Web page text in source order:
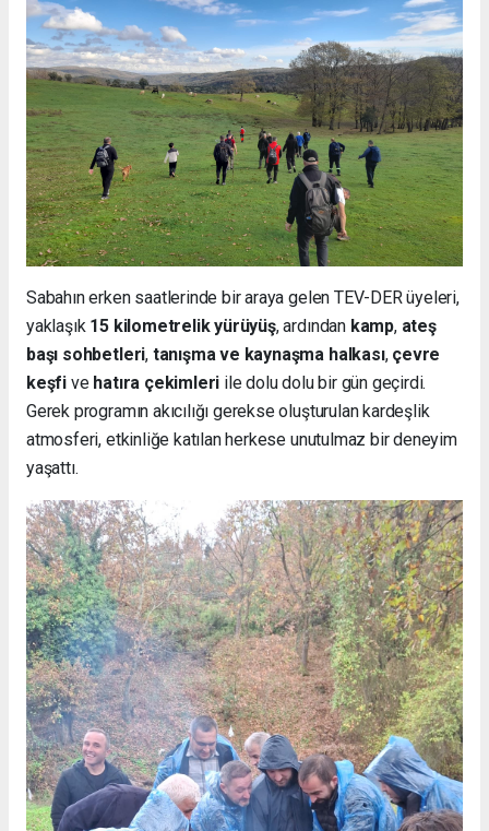
Sabahın erken saatlerinde bir araya gelen TEV-DER üyeleri,
yaklaşık 15 kilometrelik yürüyüş, ardından kamp, ateş
başı sohbetleri, tanışma ve kaynaşma halkası, çevre
keşfi ve hatıra çekimleri ile dolu dolu bir gün geçirdi.
Gerek programın akıcılığı gerekse oluşturulan kardeşlik
atmosferi, etkinliğe katılan herkese unutulmaz bir deneyim
yaşattı.